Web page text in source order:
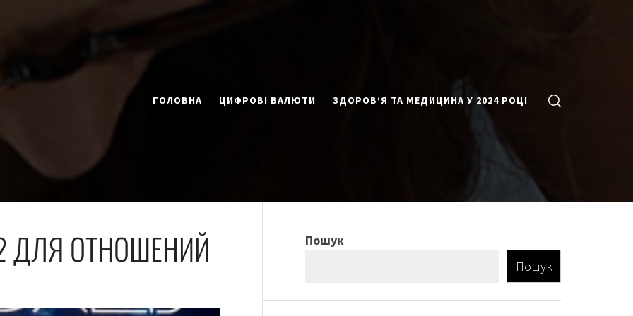
ГОЛОВНА ЦИФРОВІ ВАЛЮТИ ЗДОРОВ’Я ТА МЕДИЦИНА У 2024 РОЦІ
ДЛЯ ОТНОШЕНИЙ
Пошук
Пошук